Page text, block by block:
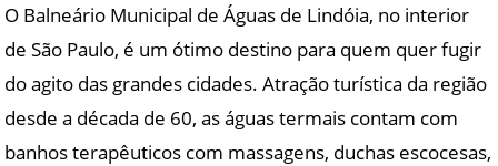
O Balneário Municipal de Águas de Lindóia, no interior
de São Paulo, é um ótimo destino para quem quer fugir
do agito das grandes cidades. Atração turística da região
desde a década de 60, as águas termais contam com
banhos terapêuticos com massagens, duchas escocesas,